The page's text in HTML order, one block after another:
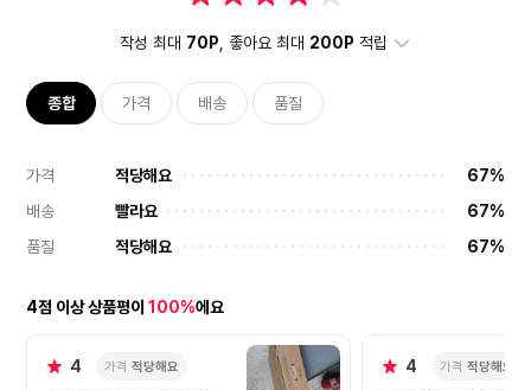
작성 최대 70P, 좋아요 최대 200P 적립
종합 가격 배송 품질
가격 적당해요
67%
배송
빨라요
67%
품질
적당해요 67%
4점 이상 상품평이 100%에요
4 가격 적당해요 4 가격 적당해요